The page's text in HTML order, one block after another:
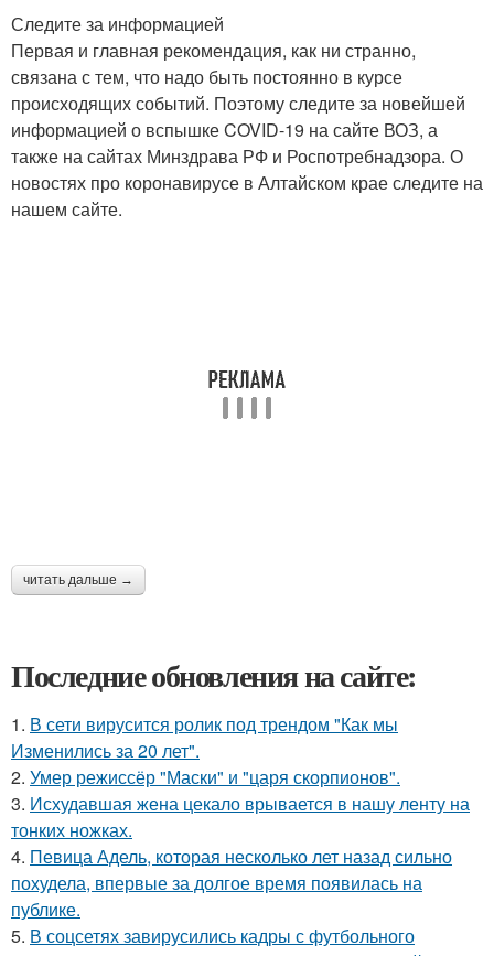
Следите за информацией
Первая и главная рекомендация, как ни странно,
связана с тем, что надо быть постоянно в курсе
происходящих событий. Поэтому следите за новейшей
информацией о вспышке COVID-19 на сайте ВОЗ, а
также на сайтах Минздрава РФ и Роспотребнадзора. О
новостях про коронавирусе в Алтайском крае следите на
нашем сайте.
читать дальше →
Последние обновления на сайте:
1. В сети вирусится ролик под трендом "Как мы
Изменились за 20 лет".
2. Умер режиссёр "Маски" и "царя скорпионов".
3. Исхудавшая жена цекало врывается в нашу ленту на
тонких ножках.
4. Певица Адель, которая несколько лет назад сильно
похудела, впервые за долгое время появилась на
публике.
5. В соцсетях завирусились кадры с футбольного